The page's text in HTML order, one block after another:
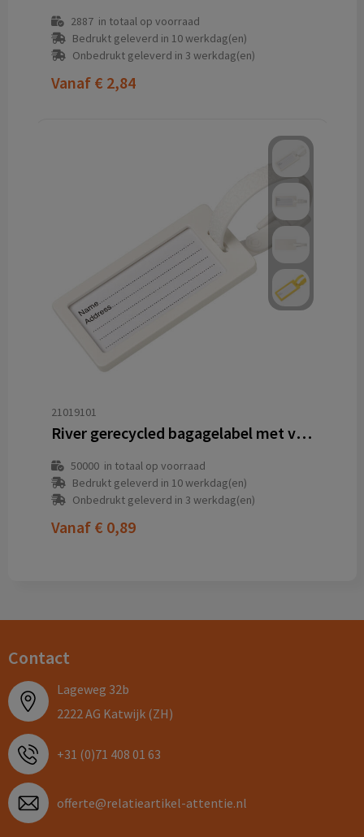
2887in totaal op voorraad
Bedrukt geleverd in 10 werkdag(en)
Onbedrukt geleverd in 3 werkdag(en)
Vanaf € 2,84
21019101
River gerecycled bagagelabel met venster
50000in totaal op voorraad
Bedrukt geleverd in 10 werkdag(en)
Onbedrukt geleverd in 3 werkdag(en)
Vanaf € 0,89
Contact
Lageweg 32b
2222 AG Katwijk (ZH)
+31 (0)71 408 01 63
offerte@relatieartikel-attentie.nl